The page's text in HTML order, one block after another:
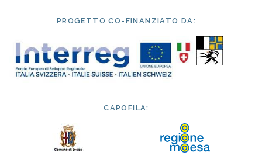
PROGETTO CO-FINANZIATO DA:
CAPOFILA: